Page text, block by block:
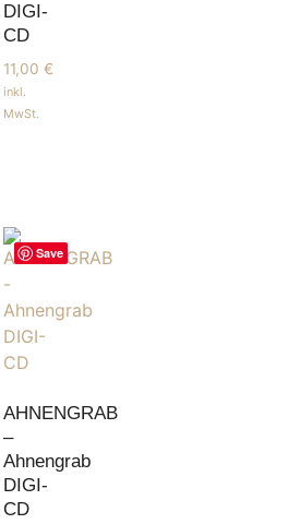
DIGI-
CD
11,00€
inkl.
MwSt.
Save
AHNENGRAB
–
Ahnengrab
DIGI-
CD